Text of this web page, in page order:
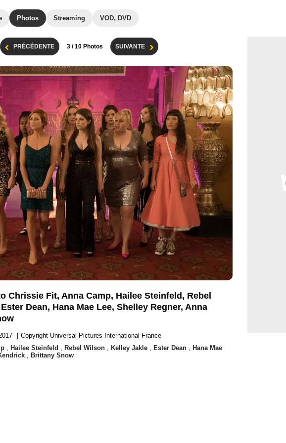
Photos Streaming VOD, DVD
PRÉCÉDENTE 3 / 10 Photos SUIVANTE
Chrissie Fit, Anna Camp, Hailee Steinfeld, Rebel
Dean, Hana Mae Lee, Shelley Regner, Anna
Copyright Universal Pictures International France
, Hailee Steinfeld , Rebel Wilson , Kelley Jakle , Ester Dean , Hana Mae
, Brittany Snow